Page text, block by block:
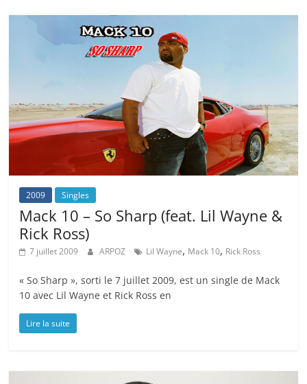
2009 Singles
Mack 10 – So Sharp (feat. Lil Wayne &
Rick Ross)
7 juillet 2009 ARPOZ Lil Wayne, Mack 10, Rick Ross
« So Sharp », sorti le 7 juillet 2009, est un single de Mack
10 avec Lil Wayne et Rick Ross en
Lire la suite